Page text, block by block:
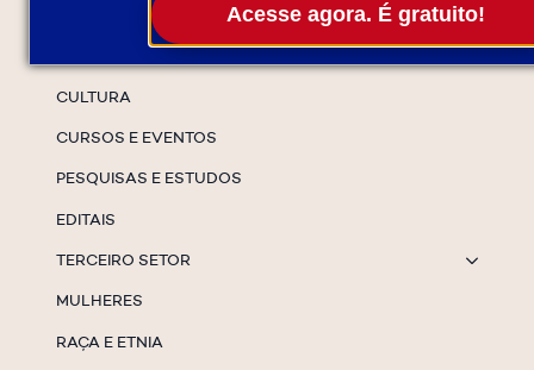
Acesse agora. É gratuito!
CULTURA
CURSOS E EVENTOS
PESQUISAS E ESTUDOS
EDITAIS
TERCEIRO SETOR
MULHERES
RAÇA E ETNIA